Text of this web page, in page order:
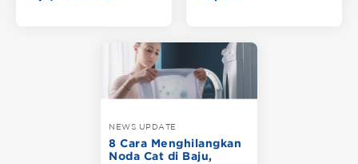
NEWS UPDATE
8 Cara Menghilangkan
Noda Cat di Baju,